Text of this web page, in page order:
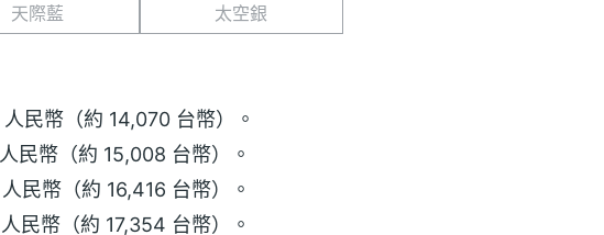
天際藍 太空銀
民幣（約 14,070 台幣）。
民幣（約 15,008 台幣）。
民幣（約 16,416 台幣）。
民幣（約 17,354 台幣）。